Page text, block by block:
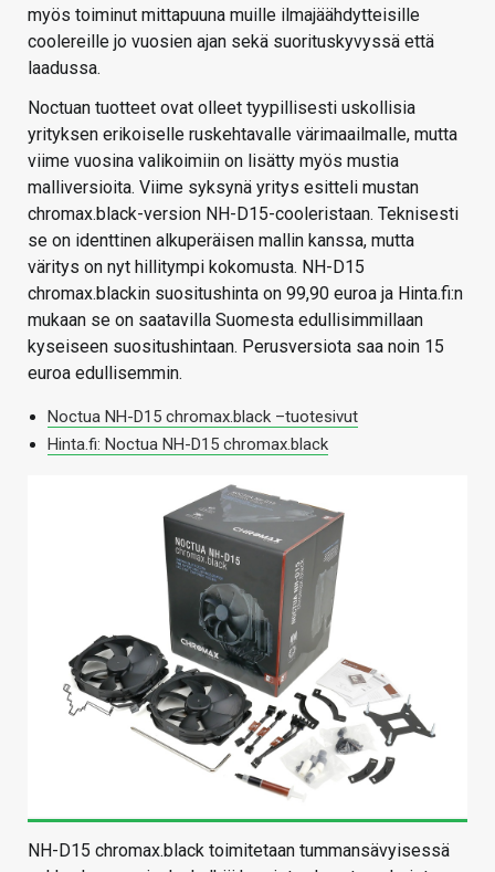
myös toiminut mittapuuna muille ilmajäähdytteisille
coolereille jo vuosien ajan sekä suorituskyvyssä että
laadussa.
Noctuan tuotteet ovat olleet tyypillisesti uskollisia
yrityksen erikoiselle ruskehtavalle värimaailmalle, mutta
viime vuosina valikoimiin on lisätty myös mustia
malliversioita. Viime syksynä yritys esitteli mustan
chromax.black-version NH-D15-cooleristaan. Teknisesti
se on identtinen alkuperäisen mallin kanssa, mutta
väritys on nyt hillitympi kokomusta. NH-D15
chromax.blackin suositushinta on 99,90 euroa ja Hinta.fi:n
mukaan se on saatavilla Suomesta edullisimmillaan
kyseiseen suositushintaan. Perusversiota saa noin 15
euroa edullisemmin.
Noctua NH-D15 chromax.black –tuotesivut
Hinta.fi: Noctua NH-D15 chromax.black
NH-D15 chromax.black toimitetaan tummansävyisessä